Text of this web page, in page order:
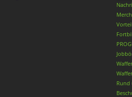
Rund